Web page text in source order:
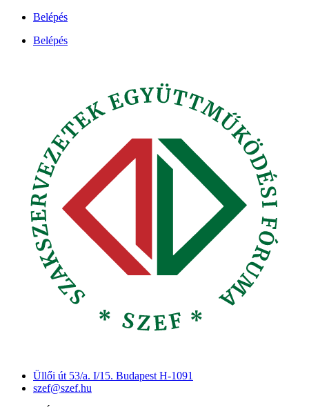
Ugrás
tartalomhoz
Belépés
Belépés
Üllői út 53/a. I/15. Budapest H-1091
szef@szef.hu